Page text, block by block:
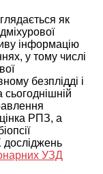
як
у інформацію
, у тому числі
безплідді і
сьогоднішній
РПЗ, а
досліджень
УЗД